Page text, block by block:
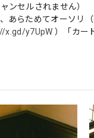
ンセルされません）
あらためてオーソリ
x.gd/y7UpW ）「カー